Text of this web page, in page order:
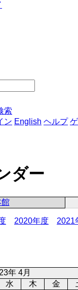
索
ン English ヘルプ
ダー
館
2020年度 2021
年 4月
水 木 金